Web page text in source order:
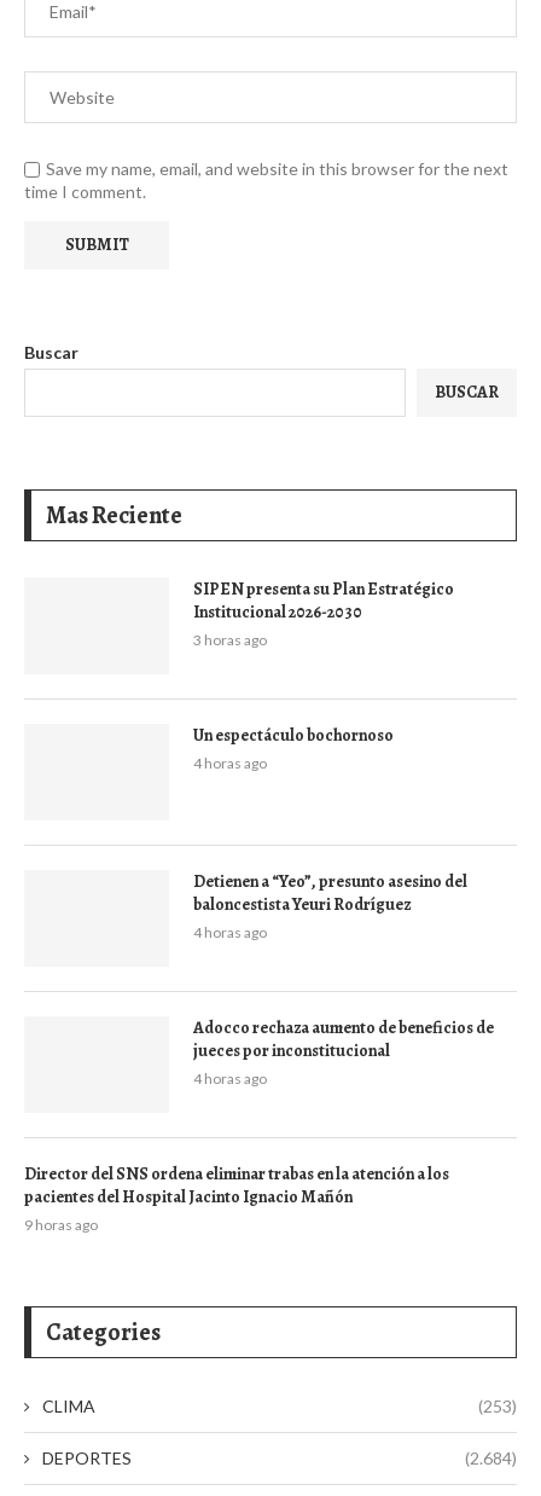
Save my name, email, and website in this browser for the next
time I comment.
Buscar
BUSCAR
Mas Reciente
SIPEN presenta su Plan Estratégico
Institucional 2026-2030
3 horas ago
Un espectáculo bochornoso
4 horas ago
Detienen a “Yeo”, presunto asesino del
baloncestista Yeuri Rodríguez
4 horas ago
Adocco rechaza aumento de beneficios de
jueces por inconstitucional
4 horas ago
Director del SNS ordena eliminar trabas en la atención a los
pacientes del Hospital Jacinto Ignacio Mañón
9 horas ago
Categories
CLIMA (253)
DEPORTES (2.684)